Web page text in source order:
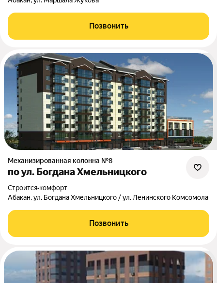
Позвонить
Механизированная колонна №8
по ул. Богдана Хмельницкого
Строится•комфорт
Абакан, ул. Богдана Хмельницкого / ул. Ленинского Комсомола
Позвонить